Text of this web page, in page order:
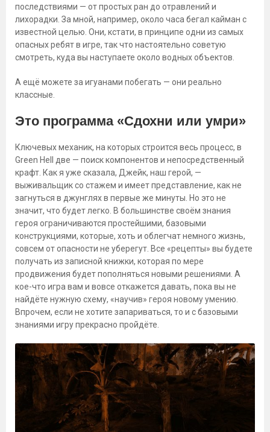
последствиями — от простых ран до отравлений и
лихорадки. За мной, например, около часа бегал кайман с
известной целью. Они, кстати, в принципе одни из самых
опасных ребят в игре, так что настоятельно советую
смотреть, куда вы наступаете около водных объектов.
А ещё можете за игуанами побегать — они реально
классные.
Это программа «Сдохни или умри»
Ключевых механик, на которых строится весь процесс, в
Green Hell две — поиск компонентов и непосредственный
крафт. Как я уже сказала, Джейк, наш герой, —
выживальщик со стажем и имеет представление, как не
загнуться в джунглях в первые же минуты. Но это не
значит, что будет легко. В большинстве своём знания
героя ограничиваются простейшими, базовыми
конструкциями, которые, хоть и облегчат немного жизнь,
совсем от опасности не уберегут. Все «рецепты» вы будете
получать из записной книжки, которая по мере
продвижения будет пополняться новыми решениями. А
кое-что игра вам и вовсе откажется давать, пока вы не
найдёте нужную схему, «научив» героя новому умению.
Впрочем, если не хотите запариваться, то и с базовыми
знаниями игру прекрасно пройдёте.